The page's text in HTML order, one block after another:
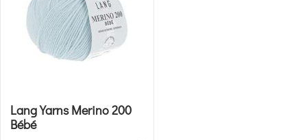
Lang Yarns Merino 200
Bébé